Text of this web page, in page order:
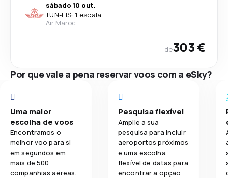
sábado 10 out.
TUN-LIS· 1 escala
Air Maroc
de303 €
Por que vale a pena reservar voos com a eSky?
Uma maior
escolha de voos
Encontramos o
melhor voo para si
em segundos em
mais de 500
companhias aéreas.
Pesquisa flexível
Amplie a sua
pesquisa para incluir
aeroportos próximos
e uma escolha
flexível de datas para
encontrar a opção